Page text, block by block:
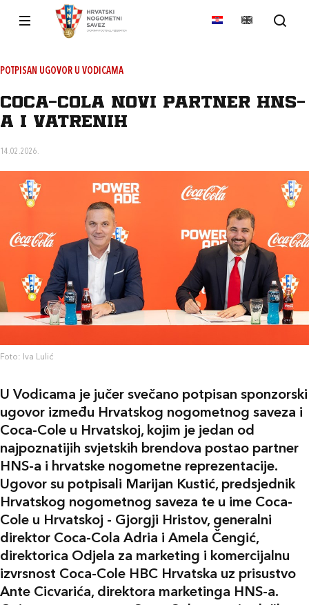
POTPISAN UGOVOR U VODICAMA
Coca-Cola novi partner HNS-
a i Vatrenih
14.02.2026.
Foto: Iva Lulić
U Vodicama je jučer svečano potpisan sponzorski
ugovor između Hrvatskog nogometnog saveza i
Coca-Cole u Hrvatskoj, kojim je jedan od
najpoznatijih svjetskih brendova postao partner
HNS-a i hrvatske nogometne reprezentacije.
Ugovor su potpisali Marijan Kustić, predsjednik
Hrvatskog nogometnog saveza te u ime Coca-
Cole u Hrvatskoj - Gjorgji Hristov, generalni
direktor Coca-Cola Adria i Amela Čengić,
direktorica Odjela za marketing i komercijalnu
izvrsnost Coca-Cole HBC Hrvatska uz prisustvo
Ante Cicvarića, direktora marketinga HNS-a.